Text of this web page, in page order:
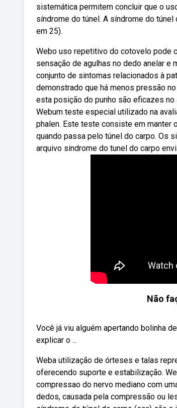
sistemática permitem concluir que o
síndrome do túnel. A síndrome do
em 25).
Webo uso repetitivo do cotovelo pode
sensação de agulhas no dedo anelar e
conjunto de sintomas relacionados à
demonstrado que há menos pressão
esta posição do punho são eficazes
Webum teste especial utilizado na
phalen. Este teste consiste em manter
quando passa pelo túnel do carpo. Os
arquivo sindrome do tunel do carpo
Não
Você já viu alguém apertando bolinha
explicar o ...
Weba utilização de órteses e talas
oferecendo suporte e estabilização.
compressao do nervo mediano com
dedos, causada pela compressão ou